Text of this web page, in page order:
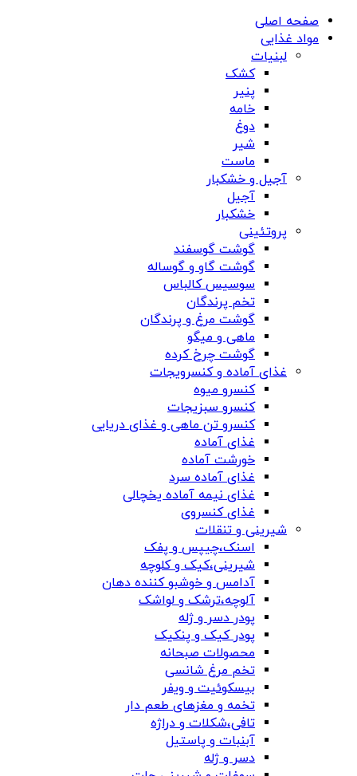
صفحه اصلی
مواد غذایی
لبنیات
کشک
پنیر
خامه
دوغ
شیر
ماست
آجیل و خشکبار
آجیل
خشکبار
پروتئینی
گوشت گوسفند
گوشت گاو و گوساله
سوسیس کالباس
تخم پرندگان
گوشت مرغ و پرندگان
ماهی و میگو
گوشت چرخ کرده
غذای آماده و کنسرویجات
کنسرو میوه
کنسرو سبزیجات
کنسرو تن ماهی و غذای دریایی
غذای آماده
خورشت آماده
غذای آماده سرد
غذای نیمه آماده یخچالی
غذای کنسروی
شیرینی و تنقلات
اسنک،چیپس و پفک
شیرینی،کیک و کلوچه
آدامس و خوشبو کننده دهان
آلوچه،ترشک و لواشک
پودر دسر و ژله
پودر کیک و پنکیک
محصولات صبحانه
تخم مرغ شانسی
بیسکوئیت و ویفر
تخمه و مغزهای طعم دار
تافی،شکلات و دراژه
آبنبات و پاستیل
دسر و ژله